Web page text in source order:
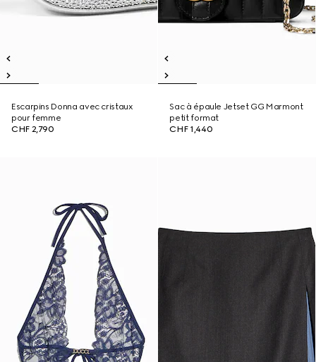
Escarpins Donna avec cristaux
pour femme
CHF 2,790
Sac à épaule Jetset GG Marmont
petit format
CHF 1,440